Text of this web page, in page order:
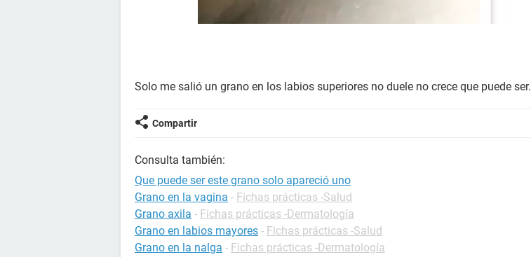
Solo me salió un grano en los labios superiores no duele no crece que puede ser.
Compartir
Consulta también:
Que puede ser este grano solo apareció uno
Grano en la vagina - Fichas prácticas -Salud
Grano axila - Fichas prácticas -Dermatología
Grano en labios mayores - Fichas prácticas -Salud
Grano en la nalga - Fichas prácticas -Dermatología